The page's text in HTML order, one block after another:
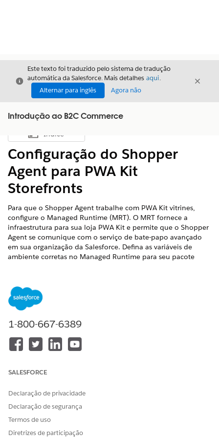
Fechar
Este texto foi traduzido pelo sistema de tradução
automática da Salesforce. Mais detalhes aqui.
Alternar para inglês
Agora não
Fechar
Introdução ao B2C Commerce
Mostrar índice
Índice
Configuração do Shopper
Agent para PWA Kit
Storefronts
Para que o Shopper Agent trabalhe com PWA Kit vitrines,
configure o Managed Runtime (MRT). O MRT fornece a
infraestrutura para sua loja PWA Kit e permite que o Shopper
Agent se comunique com o serviço de bate-papo avançado
em sua organização da Salesforce. Defina as variáveis de
ambiente corretas no Managed Runtime para seu pacote
Agent
Para que o Shopper Agent trabalhe com PWA Kit vitrines,
configure o tempo de execução gerenciado (MRT). O MRT
fornece a infraestrutura para sua loja PWA Kit e permite
bate-papo avançado em sua organização da Salesforce.
Defina as variáveis de ambiente corretas no Managed
Storefronts
assistência com tecnologia de IA quando estiverem
navegando, pesquisando e navegando em seu site. Inicie
o Shopper Agent a partir do cabeçalho, da lista suspensa
1-800-667-6389
SALESFORCE
Declaração de privacidade
Declaração de segurança
Termos de uso
Diretrizes de participação